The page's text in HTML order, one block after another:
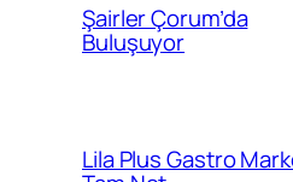
Şairler Çorum’da
Buluşuyor
Lila Plus Gastro